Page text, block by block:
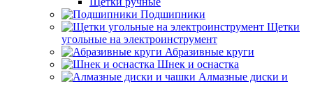
Подшипники
Щетки
угольные на электроинструмент
Абразивные круги
Шнек и оснастка
Алмазные диски и